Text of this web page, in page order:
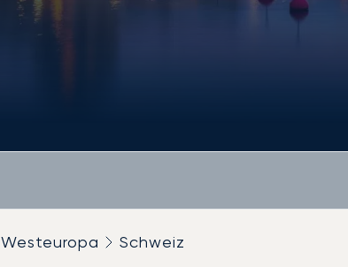
Westeuropa Schweiz